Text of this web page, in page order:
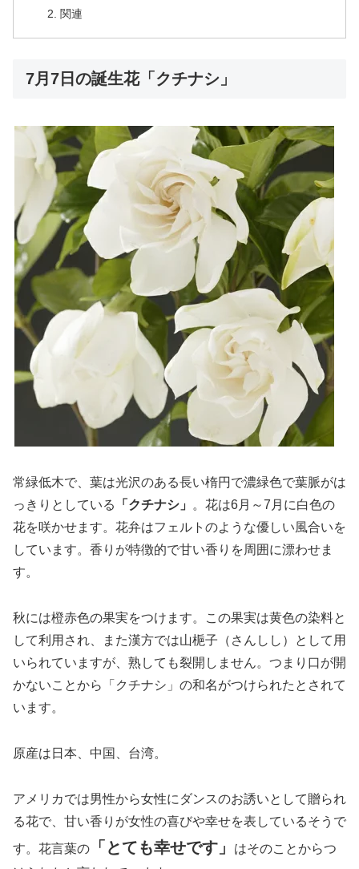
関連
7月7日の誕生花「クチナシ」
常緑低木で、葉は光沢のある長い楕円で濃緑色で葉脈がは
っきりとしている
「クチナシ」
。花は6月～7月に白色の
花を咲かせます。花弁はフェルトのような優しい風合いを
しています。香りが特徴的で甘い香りを周囲に漂わせま
す。
秋には橙赤色の果実をつけます。この果実は黄色の染料と
して利用され、また漢方では山梔子（さんしし）として用
いられていますが、熟しても裂開しません。つまり口が開
かないことから「クチナシ」の和名がつけられたとされて
います。
原産は日本、中国、台湾。
アメリカでは男性から女性にダンスのお誘いとして贈られ
る花で、甘い香りが女性の喜びや幸せを表しているそうで
す。花言葉の
「とても幸せです」
はそのことからつ